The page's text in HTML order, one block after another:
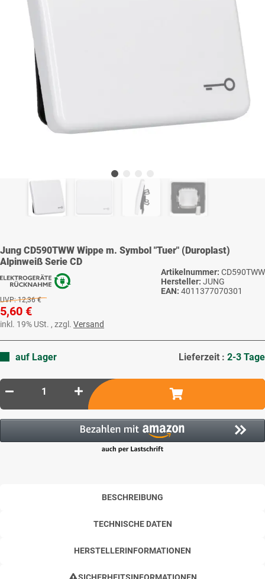
Jung CD590TWW Wippe m. Symbol "Tuer" (Duroplast)
Alpinweiß Serie CD
Artikelnummer: CD590TWW
Hersteller: JUNG
EAN: 4011377070301
UVP: 12,36 €
5,60 €
inkl. 19% USt. , zzgl. Versand
auf Lager Lieferzeit : 2-3 Tage
BESCHREIBUNG
TECHNISCHE DATEN
HERSTELLERINFORMATIONEN
SICHERHEITSINFORMATIONEN